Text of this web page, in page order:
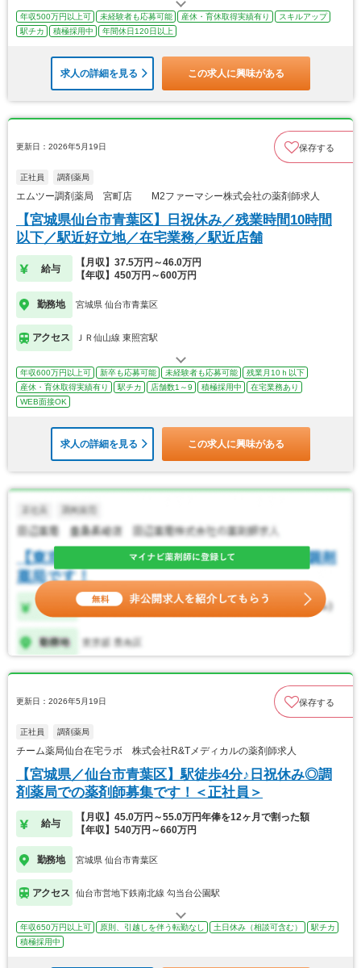
年収500万円以上可 未経験者も応募可能 産休・育休取得実績有り
スキルアップ
駅チカ
積極採用中 年間休日120日以上
求人の詳細を見る この求人に興味がある
更新日：2026年5月19日 保存する
正社員 調剤薬局
エムツー調剤薬局 宮町店 M2ファーマシー株式会社の薬剤師求人
【宮城県仙台市青葉区】日祝休み／残業時間10時間
以下／駅近好立地／在宅業務／駅近店舗
給与
【月収】37.5万円～46.0万円
【年収】450万円～600万円
勤務地 宮城県 仙台市青葉区
アクセス ＪＲ仙山線 東照宮駅
年収600万円以上可 新卒も応募可能 未経験者も応募可能
残業月10ｈ以下
産休・育休取得実績有り
駅チカ 店舗数1～9 積極採用中
在宅業務あり
WEB面接OK
求人の詳細を見る この求人に興味がある
更新日：2026年5月19日 保存する
正社員 調剤薬局
チーム薬局仙台在宅ラボ 株式会社R&Tメディカルの薬剤師求人
【宮城県／仙台市青葉区】駅徒歩4分♪日祝休み◎調
剤薬局での薬剤師募集です！＜正社員＞
給与
【月収】45.0万円～55.0万円年俸を12ヶ月で割った額
【年収】540万円～660万円
勤務地 宮城県 仙台市青葉区
アクセス 仙台市営地下鉄南北線 勾当台公園駅
年収650万円以上可 原則、引越しを伴う転勤なし 土日休み（相談可含む）
駅チカ
積極採用中